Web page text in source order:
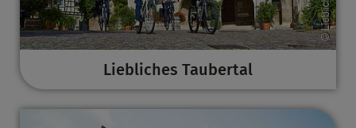
Liebliches Taubertal